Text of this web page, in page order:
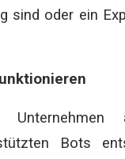
sind oder ein
Unternehmen
Bots